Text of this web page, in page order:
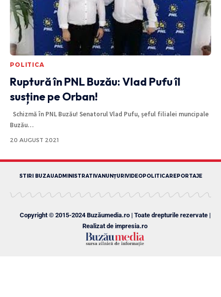
POLITICA
Ruptură în PNL Buzău: Vlad Pufu îl
susține pe Orban!
Schizmă în PNL Buzău! Senatorul Vlad Pufu, șeful filialei muncipale
Buzău…
20 AUGUST 2021
STIRI BUZAUADMINISTRATIVANUNȚURIVIDEOPOLITICAREPORTAJE
Copyright © 2015-2024 Buzăumedia.ro | Toate drepturile rezervate |
Realizat de impresia.ro